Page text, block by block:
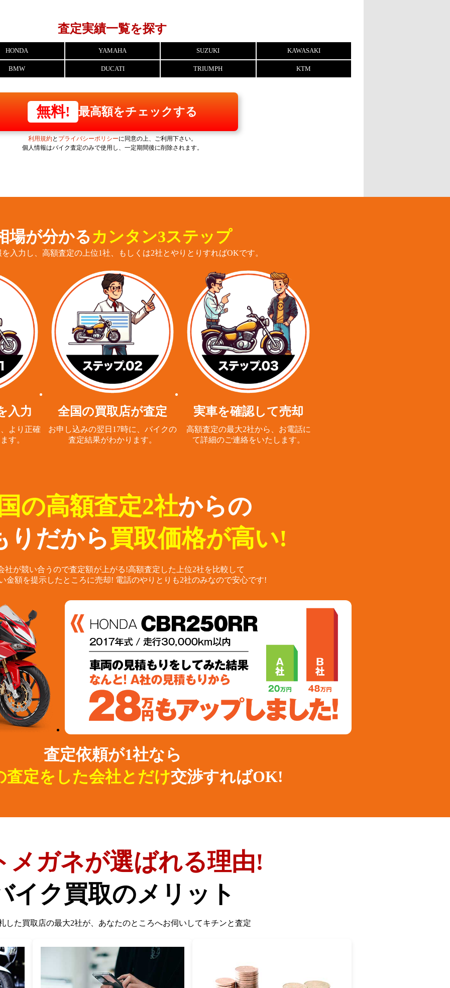
査定実績一覧を探す
HONDA YAMAHA SUZUKI KAWASAKI
BMW DUCATI TRIUMPH KTM
無料! 最高額をチェックする
利用規約と プライバシーポリシーに同意の上、ご利用下さい。
個人情報はバイク査定のみで使用し、一定期間後に削除されます。
場が分かる カンタン3ステップ
入力し、高額査定の上位1社、もしくは2社とやりとりすればOKです。
入力
より正確
す。
全国の買取店が査定
お申し込みの翌日17時に、 バイクの
査定結果がわかります。
実車を確認して売却
高額査定の最大2社から、 お電話に
て詳細のご連絡をいたします。
の高額査定2社からの
りだから 買取価格が高い!
社が競い合うので査定額が上がる!高額査定した上位2社を比較して
金額を提示したところに売却! 電話のやりとりも2社のみなので安心です!
査定依頼が1社なら
査定をした会社とだけ交渉すればOK!
メガネが選ばれる理由!
イク買取のメリット
した買取店の最大2社が、 あなたのところへお伺いしてキチンと査定